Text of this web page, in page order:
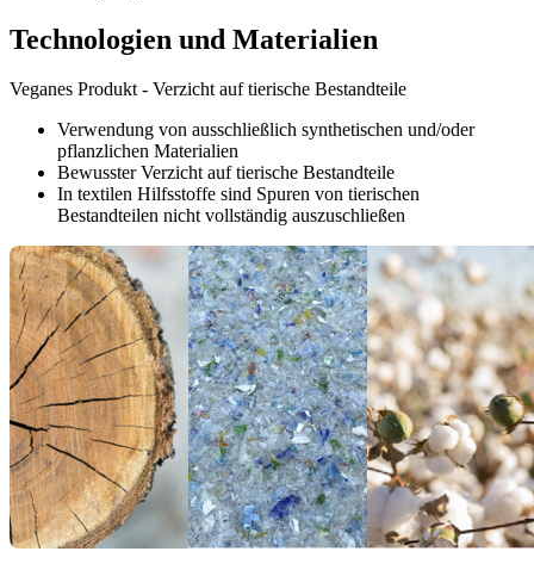
Technologien und Materialien
Veganes Produkt - Verzicht auf tierische Bestandteile
Verwendung von ausschließlich synthetischen und/oder
pflanzlichen Materialien
Bewusster Verzicht auf tierische Bestandteile
In textilen Hilfsstoffe sind Spuren von tierischen
Bestandteilen nicht vollständig auszuschließen